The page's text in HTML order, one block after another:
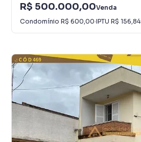
R$ 500.000,00Venda
Condomínio R$ 600,00·IPTU R$ 156,84